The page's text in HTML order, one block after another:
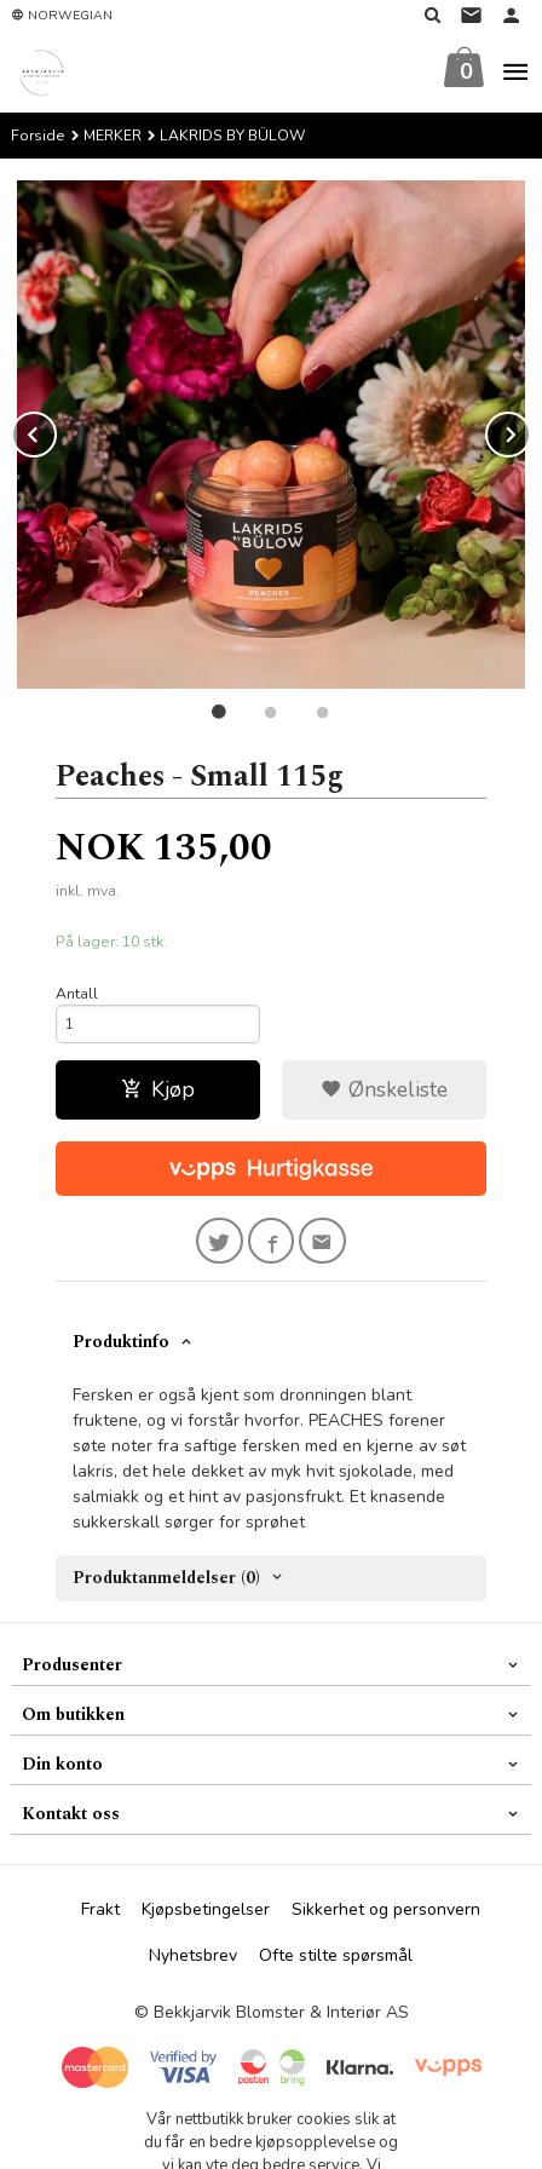
Gå
innholdet
NORWEGIAN
0
Forside MERKER LAKRIDS BY BÜLOW
Prev
Peaches - Small 115g
Pris
NOK135,00
inkl. mva.
På lager: 10 stk.
Antall
Kjøp Ønskeliste
Produktinfo
Fersken er også kjent som dronningen blant
fruktene, og vi forstår hvorfor. PEACHES forener
søte noter fra saftige fersken med en kjerne av søt
lakris, det hele dekket av myk hvit sjokolade, med
salmiakk og et hint av pasjonsfrukt. Et knasende
sukkerskall sørger for sprøhet
Produktanmeldelser (0)
Produsenter
Om butikken
Din konto
Kontakt oss
Frakt Kjøpsbetingelser
Sikkerhet og personvern
Nyhetsbrev
Ofte stilte spørsmål
© Bekkjarvik Blomster & Interiør AS
Vår nettbutikk bruker cookies slik at
du får en bedre kjøpsopplevelse og